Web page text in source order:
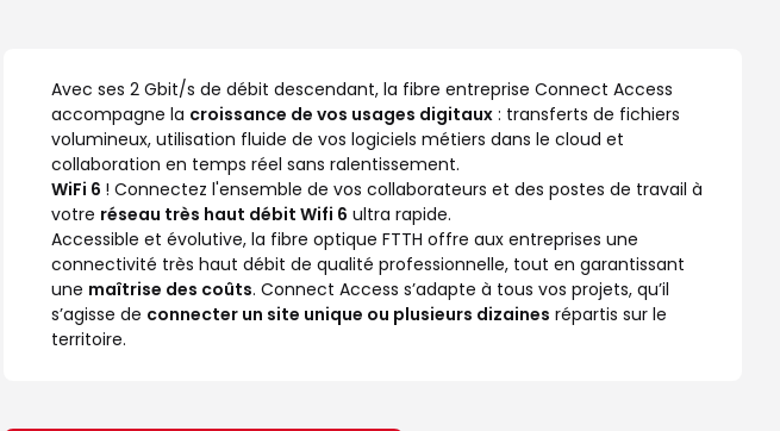
Avec ses 2 Gbit/s de débit descendant, la fibre entreprise Connect Access
accompagne la croissance de vos usages digitaux : transferts de fichiers
volumineux, utilisation fluide de vos logiciels métiers dans le cloud et
collaboration en temps réel sans ralentissement.
WiFi 6 ! Connectez l'ensemble de vos collaborateurs et des postes de travail à
votre réseau très haut débit Wifi 6 ultra rapide.
Accessible et évolutive, la fibre optique FTTH offre aux entreprises une
connectivité très haut débit de qualité professionnelle, tout en garantissant
une maîtrise des coûts. Connect Access s’adapte à tous vos projets, qu’il
s’agisse de connecter un site unique ou plusieurs dizaines répartis sur le
territoire.